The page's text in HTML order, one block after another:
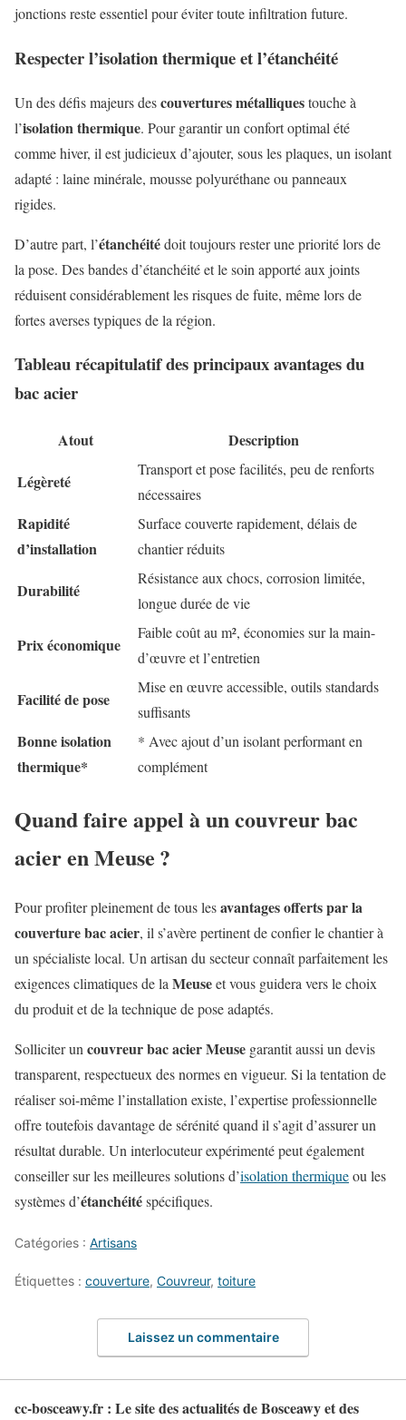
jonctions reste essentiel pour éviter toute infiltration future.
Respecter l’isolation thermique et l’étanchéité
Un des défis majeurs descouvertures métalliquestouche à
l’isolation thermique. Pour garantir un confort optimal été
comme hiver, il est judicieux d’ajouter, sous les plaques, un isolant
adapté : laine minérale, mousse polyuréthane ou panneaux
rigides.
D’autre part, l’étanchéitédoit toujours rester une priorité lors de
la pose. Des bandes d’étanchéité et le soin apporté aux joints
réduisent considérablement les risques de fuite, même lors de
fortes averses typiques de la région.
Tableau récapitulatif des principaux avantages du
bac acier
Atout
Description
Légèreté
Transport et pose facilités, peu de renforts
nécessaires
Rapidité
d’installation
Surface couverte rapidement, délais de
chantier réduits
Durabilité
Résistance aux chocs, corrosion limitée,
longue durée de vie
Prix économique
Faible coût au m², économies sur la main-
d’œuvre et l’entretien
Facilité de pose
Mise en œuvre accessible, outils standards
suffisants
Bonne isolation
thermique*
* Avec ajout d’un isolant performant en
complément
Quand faire appel à un couvreur bac
acier en Meuse ?
Pour profiter pleinement de tous lesavantages offerts par la
couverture bac acier, il s’avère pertinent de confier le chantier à
un spécialiste local. Un artisan du secteur connaît parfaitement les
exigences climatiques de la Meuseet vous guidera vers le choix
du produit et de la technique de pose adaptés.
Solliciter un couvreur bac acier Meuse garantit aussi un devis
transparent, respectueux des normes en vigueur. Si la tentation de
réaliser soi-même l’installation existe, l’expertise professionnelle
offre toutefois davantage de sérénité quand il s’agit d’assurer un
résultat durable. Un interlocuteur expérimenté peut également
conseiller sur les meilleures solutions d’isolation thermiqueou les
systèmes d’étanchéitéspécifiques.
Catégories : Artisans
Étiquettes : couverture, Couvreur, toiture
Laissez un commentaire
cc-bosceawy.fr : Le site des actualités de Bosceawy et des